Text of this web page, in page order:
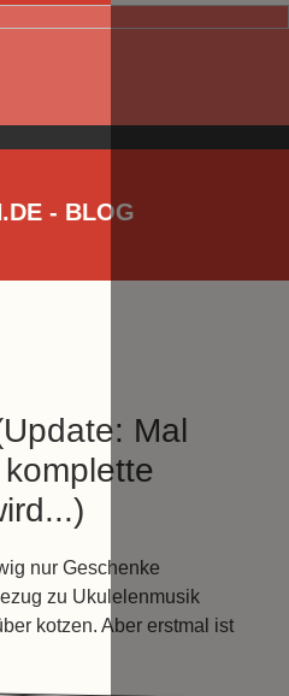
- BLOG
Mal
nur Geschenke
zu Ukulelenmusik
kotzen. Aber erstmal ist